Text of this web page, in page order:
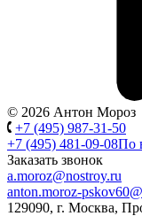
© 2026 Антон Мороз
+7 (495) 987-31-50
+7 (495) 481-09-08По
Заказать звонок
a.moroz@nostroy.ru
anton.moroz-
129090, г. Москва,